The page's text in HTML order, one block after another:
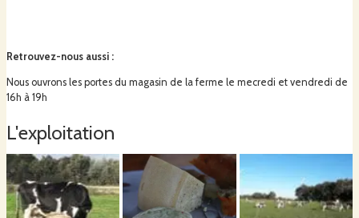
Retrouvez-nous aussi :
Nous ouvrons les portes du magasin de la ferme le mecredi et vendredi de
16h à 19h
L'exploitation